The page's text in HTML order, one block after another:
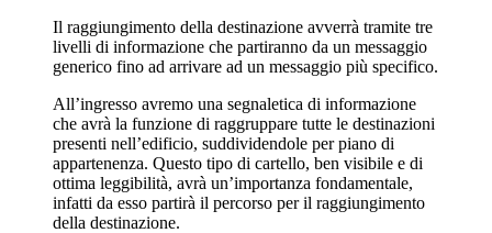
Il raggiungimento della destinazione avverrà tramite tre
livelli di informazione che partiranno da un messaggio
generico fino ad arrivare ad un messaggio più specifico.
All’ingresso avremo una segnaletica di informazione
che avrà la funzione di raggruppare tutte le destinazioni
presenti nell’edificio, suddividendole per piano di
appartenenza. Questo tipo di cartello, ben visibile e di
ottima leggibilità, avrà un’importanza fondamentale,
infatti da esso partirà il percorso per il raggiungimento
della destinazione.